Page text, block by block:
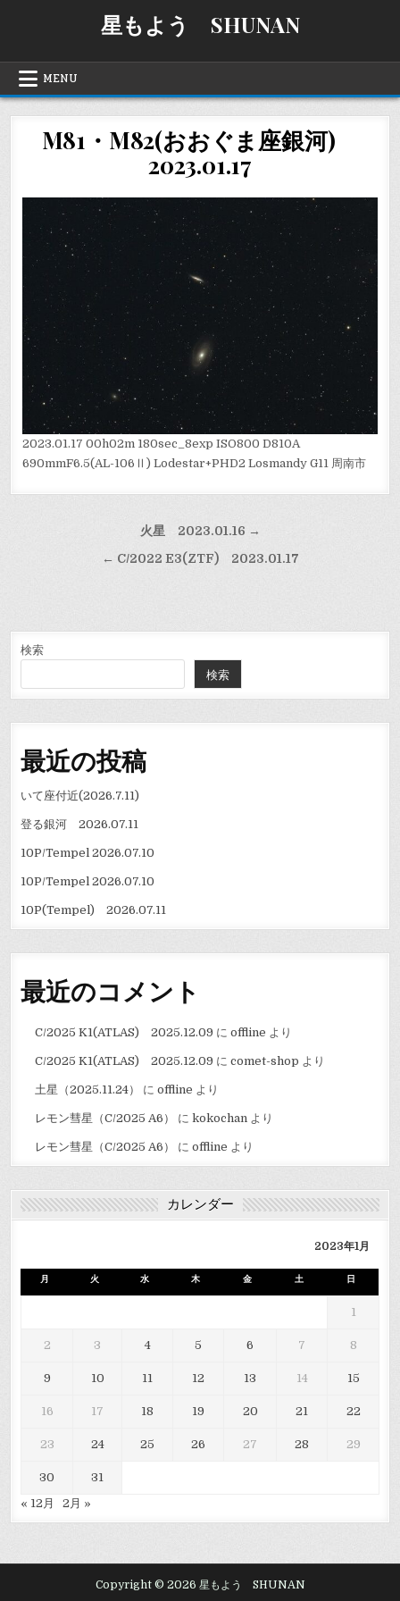
星もよう SHUNAN
MENU
M81・M82(おおぐま座銀河)
2023.01.17
2023.01.17 00h02m 180sec_8exp ISO800 D810A
690mmF6.5(AL-106Ⅱ) Lodestar+PHD2 Losmandy G11 周南市
ゲ
ー
シ
ョ
ン
火星 2023.01.16 →
← C/2022 E3(ZTF) 2023.01.17
検索
検索
最近の投稿
いて座付近(2026.7.11)
登る銀河 2026.07.11
10P/Tempel 2026.07.10
10P/Tempel 2026.07.10
10P(Tempel) 2026.07.11
最近のコメント
C/2025 K1(ATLAS) 2025.12.09 に offline より
C/2025 K1(ATLAS) 2025.12.09 に comet-shop より
土星（2025.11.24） に offline より
レモン彗星（C/2025 A6） に kokochanより
レモン彗星（C/2025 A6） に offline より
カレンダー
2023年1月
月 火 水 木 金 土 日
1
2 3 4 5 6 7 8
9 10 11 12 13 14 15
16 17 18 19 20 21 22
23 24 25 26 27 28 29
30
31
« 12月
2月 »
Copyright © 2026 星もよう SHUNAN